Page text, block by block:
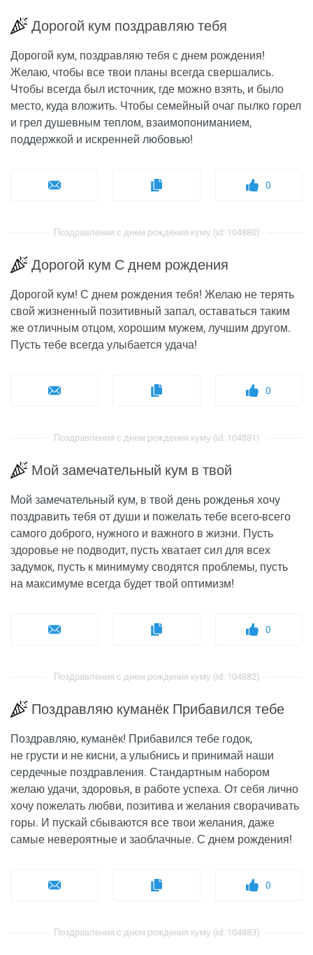
Дорогой кум поздравляю тебя
Дорогой кум, поздравляю тебя с днем рождения!
Желаю, чтобы все твои планы всегда свершались.
Чтобы всегда был источник, где можно взять, и было
место, куда вложить. Чтобы семейный очаг пылко горел
и грел душевным теплом, взаимопониманием,
поддержкой и искренней любовью!
0
Поздравления с днем рождения куму (id: 104880)
Дорогой кум С днем рождения
Дорогой кум! С днем рождения тебя! Желаю не терять
свой жизненный позитивный запал, оставаться таким
же отличным отцом, хорошим мужем, лучшим другом.
Пусть тебе всегда улыбается удача!
0
Поздравления с днем рождения куму (id: 104881)
Мой замечательный кум в твой
Мой замечательный кум, в твой день рожденья хочу
поздравить тебя от души и пожелать тебе всего-всего
самого доброго, нужного и важного в жизни. Пусть
здоровье не подводит, пусть хватает сил для всех
задумок, пусть к минимуму сводятся проблемы, пусть
на максимуме всегда будет твой оптимизм!
0
Поздравления с днем рождения куму (id: 104882)
Поздравляю куманёк Прибавился тебе
Поздравляю, куманёк! Прибавился тебе годок,
не грусти и не кисни, а улыбнись и принимай наши
сердечные поздравления. Стандартным набором
желаю удачи, здоровья, в работе успеха. От себя лично
хочу пожелать любви, позитива и желания сворачивать
горы. И пускай сбываются все твои желания, даже
самые невероятные и заоблачные. С днем рождения!
0
Поздравления с днем рождения куму (id: 104883)